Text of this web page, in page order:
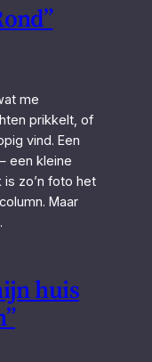
me
prikkelt, of
vind. Een
een kleine
zo’n foto het
Maar
huis